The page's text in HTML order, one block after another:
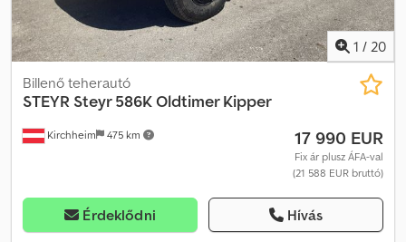
1 / 20
Kirchheim 475 km
Billenő teherautó
STEYR Steyr 586K Oldtimer Kipper
17 990 EUR
Fix ár plusz ÁFA-val
(21 588 EUR bruttó)
Érdeklődni Hívás